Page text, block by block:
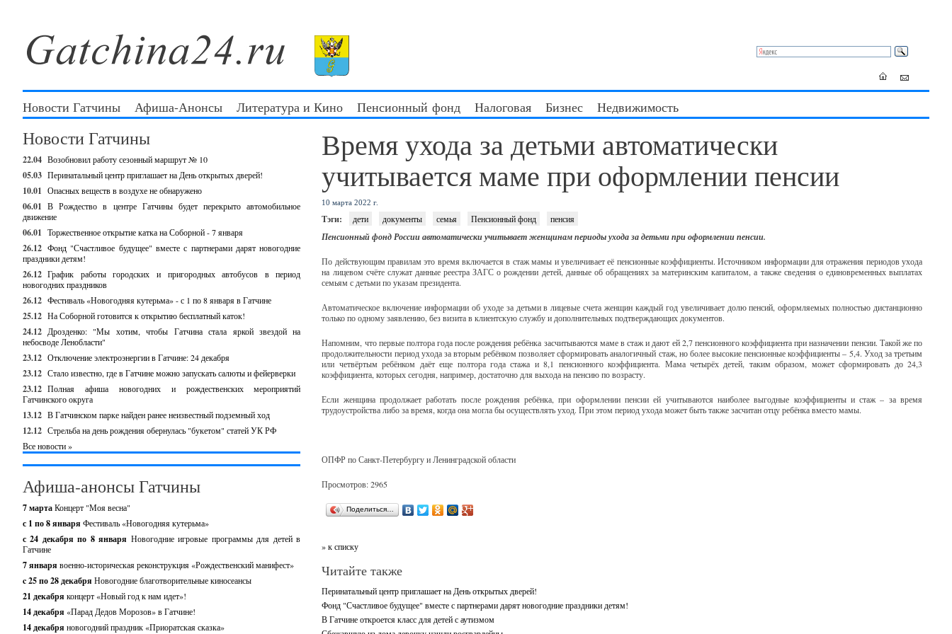
Новости Гатчины Афиша-Анонсы Литература и Кино Пенсионный фонд Налоговая Бизнес Недвижимость
Новости Гатчины
22.04 Возобновил работу сезонный маршрут № 10
05.03 Перинатальный центр приглашает на День открытых дверей!
10.01 Опасных веществ в воздухе не обнаружено
06.01 В Рождество в центре Гатчины будет перекрыто автомобильное
движение
06.01 Торжественное открытие катка на Соборной - 7 января
26.12 Фонд "Счастливое будущее" вместе с партнерами дарят новогодние
праздники детям!
26.12 График работы городских и пригородных автобусов в период
новогодних праздников
26.12 Фестиваль «Новогодняя кутерьма» - с 1 по 8 января в Гатчине
25.12 На Соборной готовится к открытию бесплатный каток!
24.12 Дрозденко: "Мы хотим, чтобы Гатчина стала яркой звездой на
небосводе Ленобласти"
23.12 Отключение электроэнергии в Гатчине: 24 декабря
23.12 Стало известно, где в Гатчине можно запускать салюты и фейерверки
23.12 Полная афиша новогодних и рождественских мероприятий
Гатчинского округа
13.12 В Гатчинском парке найден ранее неизвестный подземный ход
12.12 Стрельба на день рождения обернулась "букетом" статей УК РФ
Все новости »
Афиша-анонсы Гатчины
7 мартаКонцерт "Моя весна"
с 1 по 8 января Фестиваль «Новогодняя кутерьма»
с 24 декабря по 8 января Новогодние игровые программы для детей в
Гатчине
7 января военно-историческая реконструкция «Рождественский манифест»
c 25 по 28 декабря Новогодние благотворительные киносеансы
21 декабря концерт «Новый год к нам идет»!
14 декабря «Парад Дедов Морозов» в Гатчине!
14 декабря новогодний праздник «Приоратская сказка»
Время ухода за детьми автоматически
учитывается маме при оформлении пенсии
10 марта 2022 г.
Тэги: дети документы семья Пенсионный фонд пенсия
Пенсионный фонд России автоматически учитывает женщинам периоды ухода за детьми при оформлении пенсии.
По действующим правилам это время включается в стаж мамы и увеличивает её пенсионные коэффициенты. Источником информации для отражения периодов ухода
на лицевом счёте служат данные реестра ЗАГС о рождении детей, данные об обращениях за материнским капиталом, а также сведения о единовременных выплатах
семьям с детьми по указам президента.
Автоматическое включение информации об уходе за детьми в лицевые счета женщин каждый год увеличивает долю пенсий, оформляемых полностью дистанционно
только по одному заявлению, без визита в клиентскую службу и дополнительных подтверждающих документов.
Напомним, что первые полтора года после рождения ребёнка засчитываются маме в стаж и дают ей 2,7 пенсионного коэффициента при назначении пенсии. Такой же по
продолжительности период ухода за вторым ребёнком позволяет сформировать аналогичный стаж, но более высокие пенсионные коэффициенты – 5,4. Уход за третьим
или четвёртым ребёнком даёт еще полтора года стажа и 8,1 пенсионного коэффициента. Мама четырёх детей, таким образом, может сформировать до 24,3
коэффициента, которых сегодня, например, достаточно для выхода на пенсию по возрасту.
Если женщина продолжает работать после рождения ребёнка, при оформлении пенсии ей учитываются наиболее выгодные коэффициенты и стаж – за время
трудоустройства либо за время, когда она могла бы осуществлять уход. При этом период ухода может быть также засчитан отцу ребёнка вместо мамы.
ОПФР по Санкт-Петербургу и Ленинградской области
Просмотров: 2965
Поделиться…
» к списку
Читайте также
Перинатальный центр приглашает на День открытых дверей!
Фонд "Счастливое будущее" вместе с партнерами дарят новогодние праздники детям!
В Гатчине откроется класс для детей с аутизмом